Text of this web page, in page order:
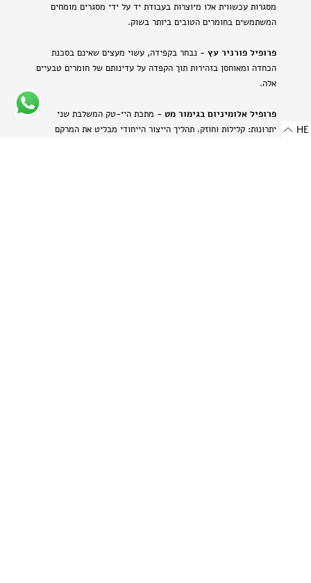
מסגרות עכשווית אלו מיוצרות בעבודת יד על ידי מסגרים מומחים
המשתמשים בחומרים הטובים ביותר בשוק.
פרופיל פורניר עץ - נבחר בקפידה, עשוי מעצים שאינם בסכנת
הכחדה ומאוחסן בזהירות תוך הקפדה על עדינותם של חומרים טבעיים
אלה.
פרופיל אלומיניום בגימור מט - מתכת היי-טק המשלבת שני
יתרונות: קלילות וחוזק. תהליך הייצור הייחודי מבליט את המרקם
HE